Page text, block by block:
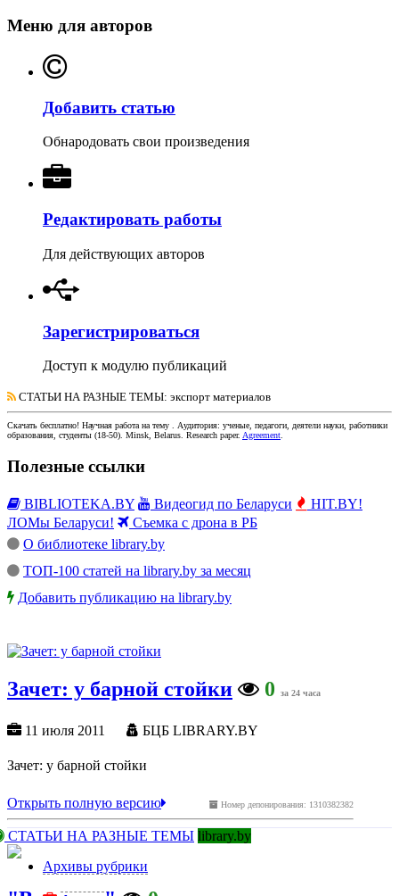
Меню для авторов
Добавить статью
Обнародовать свои произведения
Редактировать работы
Для действующих авторов
Зарегистрироваться
Доступ к модулю публикаций
СТАТЬИ НА РАЗНЫЕ ТЕМЫ: экспорт материалов
Скачать бесплатно! Научная работана тему . Аудитория: ученые, педагоги, деятели науки, работники
образования, студенты (18-50). Minsk, Belarus. Research paper. Agreement.
Полезные ссылки
BIBLIOTEKA.BY Видеогид по Беларуси
HIT.BY!
ЛОМы Беларуси!
Съемка с дрона в РБ
О библиотеке library.by
ТОП-100 статей на library.by за месяц
Добавить публикацию на library.by
Зачет: у барной стойки 0 за 24 часа
11 июля 2011 БЦБ LIBRARY.BY
Зачет: у барной стойки
Номер депонирования: 1310382382
Открыть полную версию
СТАТЬИ НА РАЗНЫЕ ТЕМЫ library.by
Архивы рубрики